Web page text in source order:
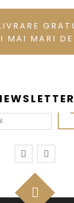
MAI MARI